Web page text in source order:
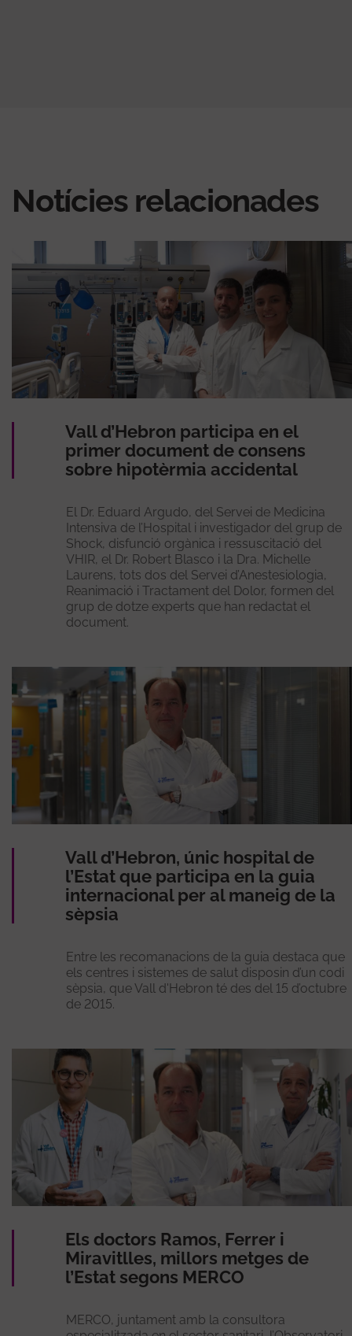
Notícies relacionades
Vall d’Hebron participa en el
primer document de consens
sobre hipotèrmia accidental
El Dr. Eduard Argudo, del Servei de Medicina
Intensiva de l’Hospital i investigador del grup de
Shock, disfunció orgànica i ressuscitació del
VHIR, el Dr. Robert Blasco i la Dra. Michelle
Laurens, tots dos del Servei d’Anestesiologia,
Reanimació i Tractament del Dolor, formen del
grup de dotze experts que han redactat el
document.
Vall d’Hebron, únic hospital de
l’Estat que participa en la guia
internacional per al maneig de la
sèpsia
Entre les recomanacions de la guia destaca que
els centres i sistemes de salut disposin d’un codi
sèpsia, que Vall d'Hebron té des del 15 d’octubre
de 2015.
Els doctors Ramos, Ferrer i
Miravitlles, millors metges de
l’Estat segons MERCO
MERCO, juntament amb la consultora